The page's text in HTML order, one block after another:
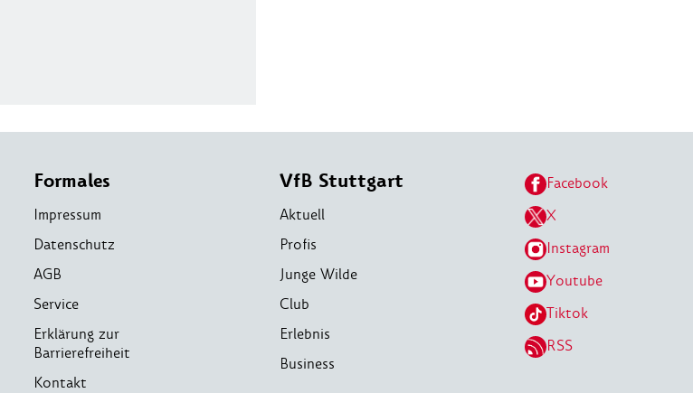
Formales
Impressum
Datenschutz
AGB
Service
Erklärung zur
Barrierefreiheit
Kontakt
VfB Stuttgart
Aktuell
Profis
Junge Wilde
Club
Erlebnis
Business
Facebook
X
Instagram
Youtube
Tiktok
RSS